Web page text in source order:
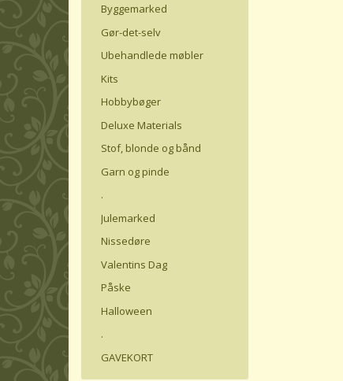
Byggemarked
Gør-det-selv
Ubehandlede møbler
Kits
Hobbybøger
Deluxe Materials
Stof, blonde og bånd
Garn og pinde
.
Julemarked
Nissedøre
Valentins Dag
Påske
Halloween
.
GAVEKORT